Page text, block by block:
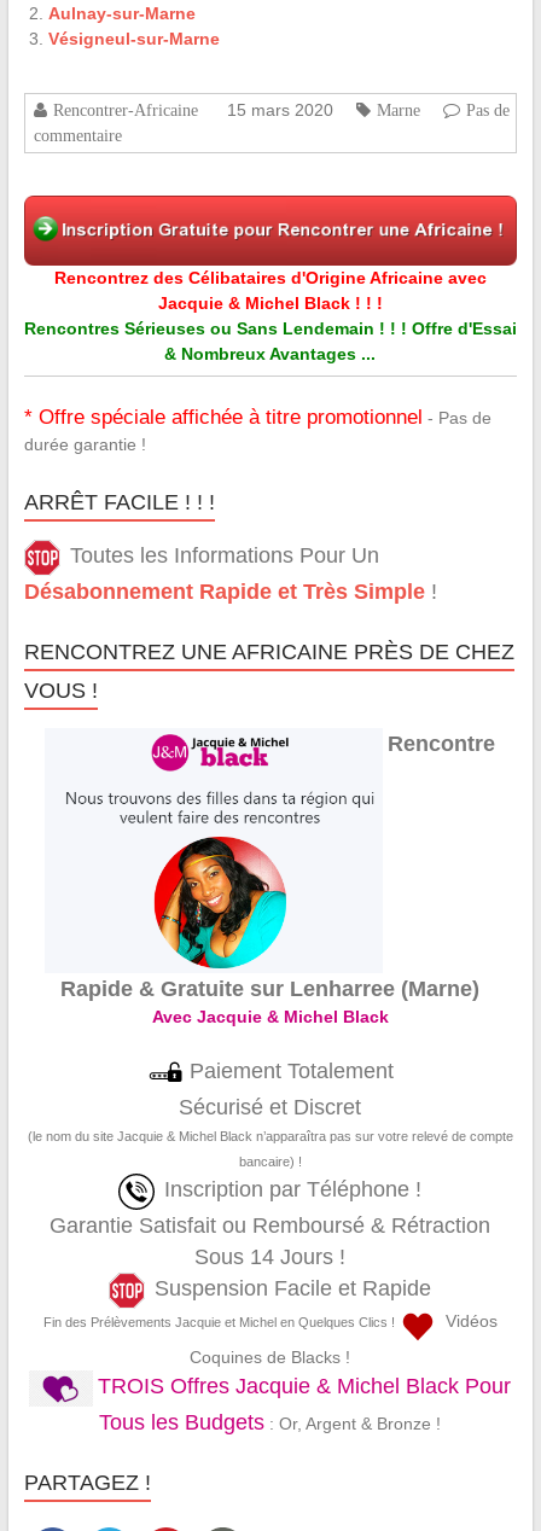
Aulnay-sur-Marne
Vésigneul-sur-Marne
Rencontrer-Africaine 15 mars 2020 Marne
Pas de
commentaire
Rencontrez des Célibataires d'Origine Africaine avec
Jacquie & Michel Black ! ! !
Rencontres Sérieuses ou Sans Lendemain ! ! ! Offre d'Essai
& Nombreux Avantages ...
* Offre spéciale affichée à titre promotionnel - Pas de
durée garantie !
ARRÊT FACILE ! ! !
Toutes les Informations Pour Un
Désabonnement Rapide et Très Simple!
RENCONTREZ UNE AFRICAINE PRÈS DE CHEZ
VOUS !
Rencontre
Rapide & Gratuite sur Lenharree (Marne)
Avec Jacquie & Michel Black
Paiement Totalement
Sécurisé et Discret
(le nom du site Jacquie & Michel Black n’apparaîtra pas sur votre relevé de compte
bancaire) !
Inscription par Téléphone !
Garantie Satisfait ou Remboursé & Rétraction
Sous 14 Jours !
Suspension Facile et Rapide
Fin des Prélèvements Jacquie et Michel en Quelques Clics !
Vidéos
Coquines de Blacks !
TROIS Offres Jacquie & Michel Black Pour
Tous les Budgets : Or, Argent & Bronze !
PARTAGEZ !